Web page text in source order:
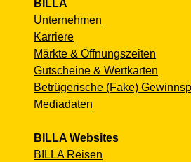
BILLA
Unternehmen
Karriere
Märkte & Öffnungszeiten
Gutscheine & Wertkarten
Betrügerische (Fake)
Mediadaten
BILLA Websites
BILLA Reisen